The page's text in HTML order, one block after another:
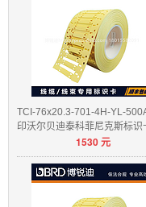
TCI-76x20.3-701-4H-YL-500A
印沃尔贝迪泰科菲尼克斯标识
1530元